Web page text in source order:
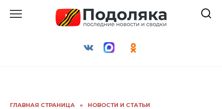
ГЛАВНАЯ СТРАНИЦА » НОВОСТИ И СТАТЬИ